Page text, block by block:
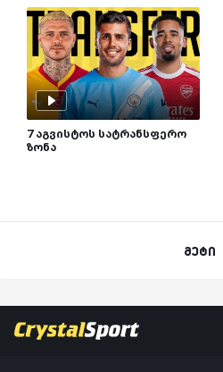
7 აგვისტოს სატრანსფერო
ზონა
მეტი